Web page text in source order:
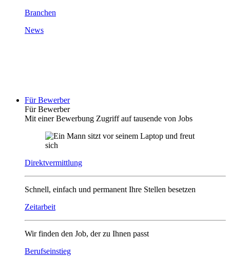
Branchen
News
Für Bewerber
Für Bewerber
Mit einer Bewerbung Zugriff auf tausende von Jobs
Direktvermittlung
Schnell, einfach und permanent Ihre Stellen besetzen
Zeitarbeit
Wir finden den Job, der zu Ihnen passt
Berufseinstieg